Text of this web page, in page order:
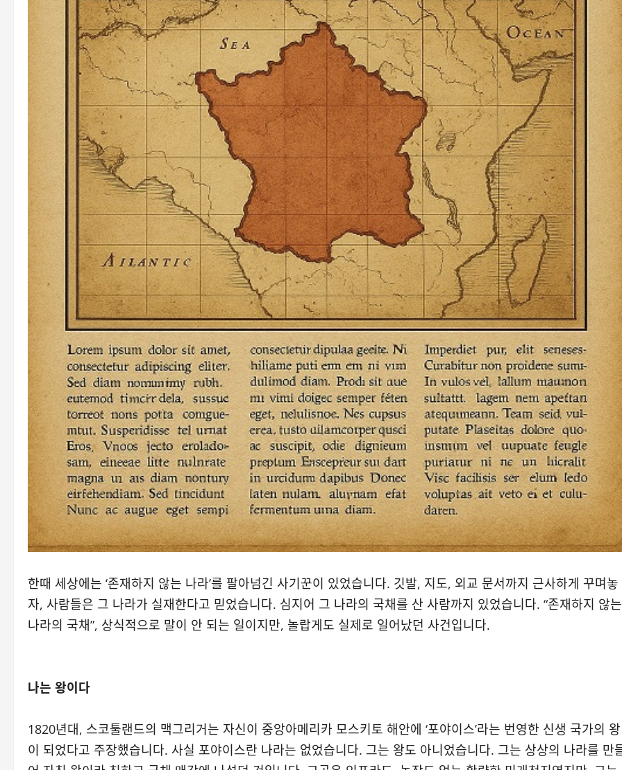
한때 세상에는 ‘존재하지 않는 나라’를 팔아넘긴 사기꾼이 있었습니다. 깃발, 지도, 외교 문서까지 근사하게 꾸며놓
자, 사람들은 그 나라가 실재한다고 믿었습니다. 심지어 그 나라의 국채를 산 사람까지 있었습니다. “존재하지 않는
나라의 국채”, 상식적으로 말이 안 되는 일이지만, 놀랍게도 실제로 일어났던 사건입니다.
나는 왕이다
1820년대, 스코툴랜드의 맥그리거는 자신이 중앙아메리카 모스키토 해안에 ‘포야이스’라는 번영한 신생 국가의 왕
이 되었다고 주장했습니다. 사실 포야이스란 나라는 없었습니다. 그는 왕도 아니었습니다. 그는 상상의 나라를 만